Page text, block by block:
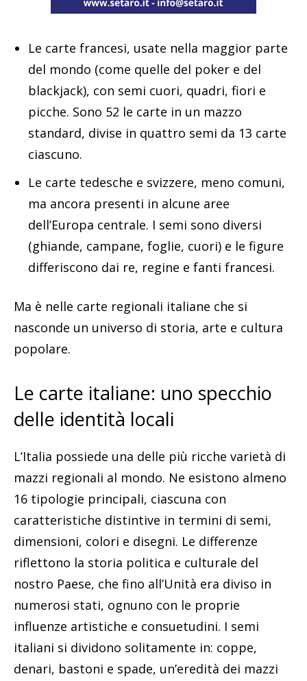
Le carte francesi, usate nella maggior parte
del mondo (come quelle del poker e del
blackjack), con semi cuori, quadri, fiori e
picche. Sono 52 le carte in un mazzo
standard, divise in quattro semi da 13 carte
ciascuno.
Le carte tedesche e svizzere, meno comuni,
ma ancora presenti in alcune aree
dell’Europa centrale. I semi sono diversi
(ghiande, campane, foglie, cuori) e le figure
differiscono dai re, regine e fanti francesi.
Ma è nelle carte regionali italiane che si
nasconde un universo di storia, arte e cultura
popolare.
Le carte italiane: uno specchio
delle identità locali
L’Italia possiede una delle più ricche varietà di
mazzi regionali al mondo. Ne esistono almeno
16 tipologie principali, ciascuna con
caratteristiche distintive in termini di semi,
dimensioni, colori e disegni. Le differenze
riflettono la storia politica e culturale del
nostro Paese, che fino all’Unità era diviso in
numerosi stati, ognuno con le proprie
influenze artistiche e consuetudini. I semi
italiani si dividono solitamente in: coppe,
denari, bastoni e spade, un’eredità dei mazzi